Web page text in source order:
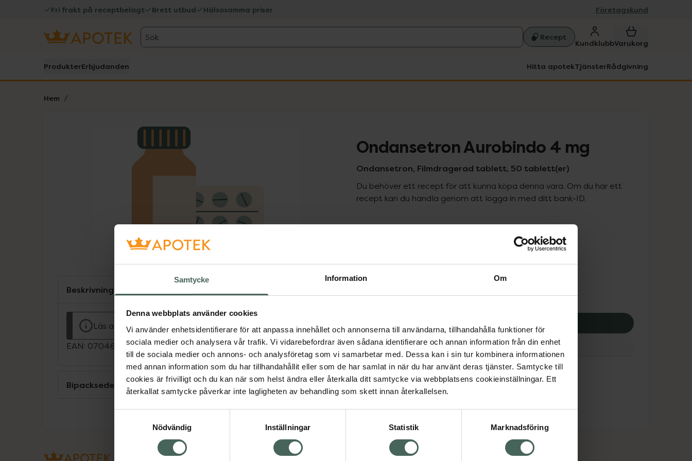
Samtycke Information Om
Denna webbplats använder cookies
Vi använder enhetsidentifierare för att anpassa innehållet och annonserna till användarna, tillhandahålla funktioner för
sociala medier och analysera vår trafik. Vi vidarebefordrar även sådana identifierare och annan information från din enhet
till de sociala medier och annons- och analysföretag som vi samarbetar med. Dessa kan i sin tur kombinera informationen
med annan information som du har tillhandahållit eller som de har samlat in när du har använt deras tjänster. Samtycke till
cookies är frivilligt och du kan när som helst ändra eller återkalla ditt samtycke via webbplatsens cookieinställningar. Ett
återkallat samtycke påverkar inte lagligheten av behandling som skett innan återkallelsen.
Nödvändig
Inställningar Statistik Marknadsföring
Fri frakt på receptbelagt Brett utbud Hälsosamma priser Företagskund
Sök Recept
KundklubbVarukorg
ProdukterErbjudanden Hitta apotekTjänsterRådgivning
Hem
Lista: . Innehåller 1 objekt. Ondansetron Aurobindo 4 mg
Ondansetron, Filmdragerad tablett, 50 tablett(er)
Du behöver ett recept för att kunna köpa denna vara. Om du har ett
recept kan du handla genom att logga in med ditt bank-ID.
Pris med recept
Högkostnadsskyddet gäller
156,74 kr
I apotek:156,74 kr
Köp via ditt recept
Aktuella erbjudanden
Beskrivning
Läs alltid bipacksedeln innan användning.
EAN: 07046261472432
Bipacksedel från FASS Visa
Om recept och läkemedel